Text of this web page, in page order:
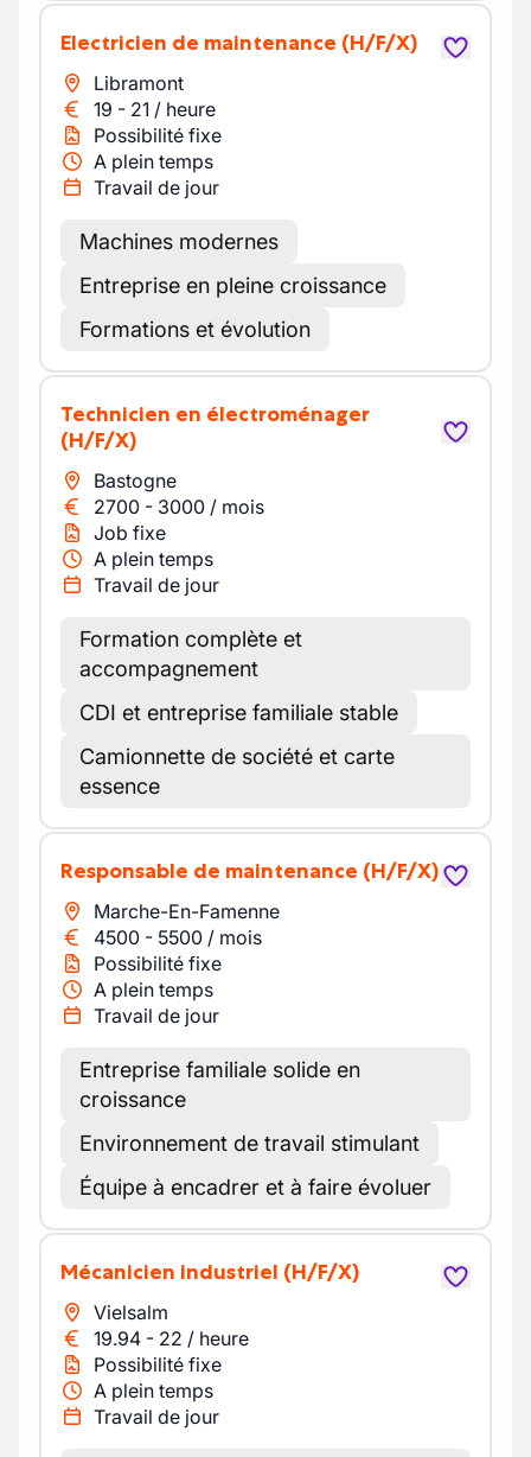
Electricien de maintenance (H/F/X)
Libramont
19 - 21 / heure
Possibilité fixe
A plein temps
Travail de jour
Machines modernes
Entreprise en pleine croissance
Formations et évolution
Technicien en électroménager
(H/F/X)
Bastogne
2700 - 3000 / mois
Job fixe
A plein temps
Travail de jour
Formation complète et
accompagnement
CDI et entreprise familiale stable
Camionnette de société et carte
essence
Responsable de maintenance (H/F/X)
Marche-En-Famenne
4500 - 5500 / mois
Possibilité fixe
A plein temps
Travail de jour
Entreprise familiale solide en
croissance
Environnement de travail stimulant
Équipe à encadrer et à faire évoluer
Mécanicien industriel (H/F/X)
Vielsalm
19.94 - 22 / heure
Possibilité fixe
A plein temps
Travail de jour